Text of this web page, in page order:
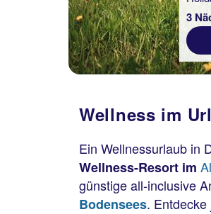
3
Wellness im
Ein Wellnessurlaub in
Wellness-Resort im
günstige all-inclusive
Bodensees.